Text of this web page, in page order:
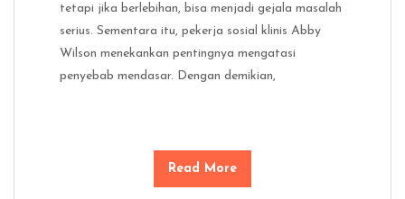
tetapi jika berlebihan, bisa menjadi gejala masalah
serius. Sementara itu, pekerja sosial klinis Abby
Wilson menekankan pentingnya mengatasi
penyebab mendasar. Dengan demikian,
Read More